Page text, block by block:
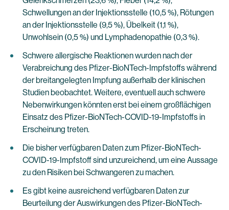
Schwellungen an der Injektionsstelle (10,5 %), Rötungen
an der Injektionsstelle (9,5 %), Übelkeit (1,1 %),
Unwohlsein (0,5 %) und Lymphadenopathie (0,3 %).
Schwere allergische Reaktionen wurden nach der
Verabreichung des Pfizer-BioNTech-Impfstoffs während
der breitangelegten Impfung außerhalb der klinischen
Studien beobachtet. Weitere, eventuell auch schwere
Nebenwirkungen könnten erst bei einem großflächigen
Einsatz des Pfizer-BioNTech-COVID-19-Impfstoffs in
Erscheinung treten.
Die bisher verfügbaren Daten zum Pfizer-BioNTech-
COVID-19-Impfstoff sind unzureichend, um eine Aussage
zu den Risiken bei Schwangeren zu machen.
Es gibt keine ausreichend verfügbaren Daten zur
Beurteilung der Auswirkungen des Pfizer-BioNTech-